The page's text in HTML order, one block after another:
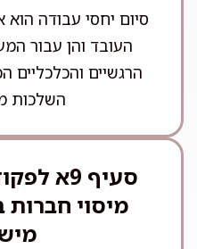
סיום יחסי עבודה הוא
העובד והן עבור
הרגשיים והכלכליים
השלכות
סעיף 9א
מיסוי חברות